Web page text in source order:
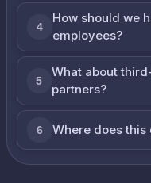
4
How should we
employees?
5
What about
partners?
6 Where does